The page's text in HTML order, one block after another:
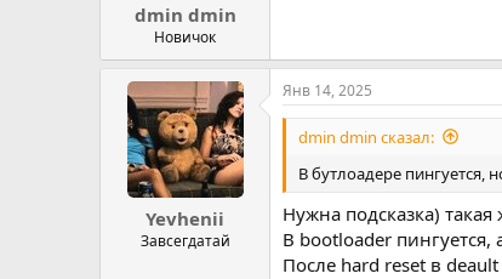
dmin dmin
Новичок
Yevhenii
Завсегдатай
Янв 14, 2025
dmin dmin сказал:
В бутлоадере пингуется,
Нужна подсказка) такая
В bootloader пингуется,
После hard reset в